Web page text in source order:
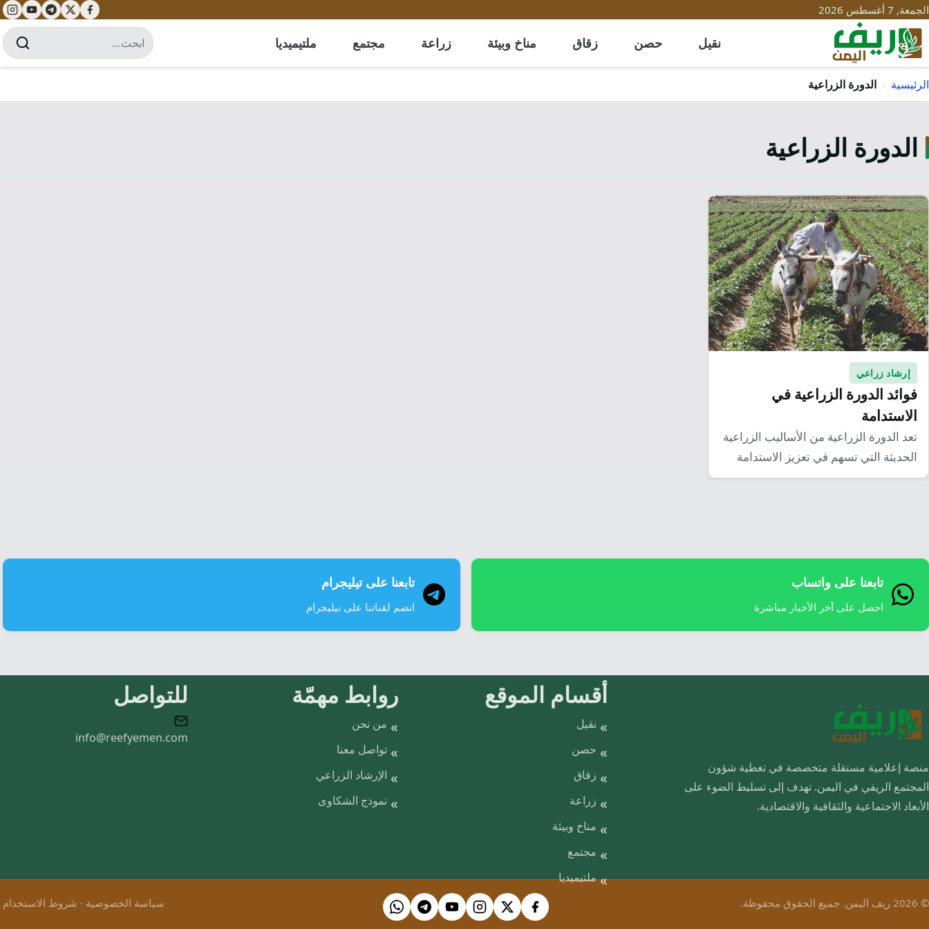
الجمعة, 7 أغسطس 2026
نقيل حصن زقاق مناخ وبيئة زراعة مجتمع ملتيميديا
الرئيسية › الدورة الزراعية
الدورة الزراعية
إرشاد زراعي
فوائد الدورة الزراعية في
الاستدامة
تعد الدورة الزراعية من الأساليب الزراعية
الحديثة التي تسهم في تعزيز الاستدامة
البيئية والاقتصادية…
تابعنا على واتساب
احصل على آخر الأخبار مباشرة
تابعنا على تيليجرام
انضم لقناتنا على تيليجرام
منصة إعلامية مستقلة متخصصة في تغطية شؤون
المجتمع الريفي في اليمن. تهدف إلى تسليط الضوء على
الأبعاد الاجتماعية والثقافية والاقتصادية.
أقسام الموقع
نقيل
حصن
زقاق
زراعة
مناخ وبيئة
مجتمع
ملتيميديا
روابط مهمّة
من نحن
تواصل معنا
الإرشاد الزراعي
نموذج الشكاوى
للتواصل
info@reefyemen.com
© 2026 ريف اليمن. جميع الحقوق محفوظة. سياسة الخصوصية · شروط الاستخدام